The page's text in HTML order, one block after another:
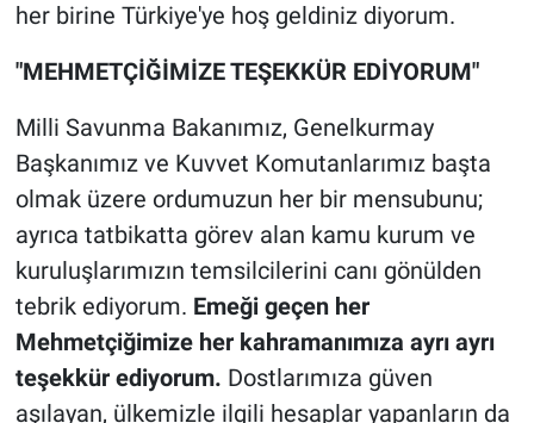
her birine Türkiye'ye hoş geldiniz diyorum.
"MEHMETÇİĞİMİZE TEŞEKKÜR EDİYORUM"
Milli Savunma Bakanımız, Genelkurmay
Başkanımız ve Kuvvet Komutanlarımız başta
olmak üzere ordumuzun her bir mensubunu;
ayrıca tatbikatta görev alan kamu kurum ve
kuruluşlarımızın temsilcilerini canı gönülden
tebrik ediyorum. Emeği geçen her
Mehmetçiğimize her kahramanımıza ayrı ayrı
teşekkür ediyorum. Dostlarımıza güven
aşılayan, ülkemizle ilgili hesaplar yapanların da